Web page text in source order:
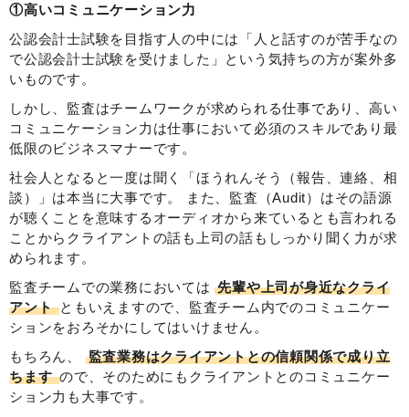
①高いコミュニケーション力
公認会計士試験を目指す人の中には「人と話すのが苦手なの
で公認会計士試験を受けました」という気持ちの方が案外多
いものです。
しかし、監査はチームワークが求められる仕事であり、高い
コミュニケーション力は仕事において必須のスキルであり最
低限のビジネスマナーです。
社会人となると一度は聞く「ほうれんそう（報告、連絡、相
談）」は本当に大事です。 また、監査（Audit）はその語源
が聴くことを意味するオーディオから来ているとも言われる
ことからクライアントの話も上司の話もしっかり聞く力が求
められます。
監査チームでの業務においては先輩や上司が身近なクライ
アント ともいえますので、監査チーム内でのコミュニケー
ションをおろそかにしてはいけません。
もちろん、
監査業務はクライアントとの信頼関係で成り立
ちますので、そのためにもクライアントとのコミュニケー
ション力も大事です。